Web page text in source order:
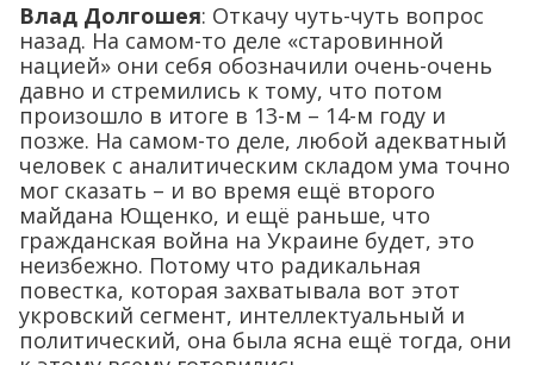
Влад Долгошея: Откачу чуть-чуть вопрос
назад. На самом-то деле «старовинной
нацией» они себя обозначили очень-очень
давно и стремились к тому, что потом
произошло в итоге в 13-м – 14-м году и
позже. На самом-то деле, любой адекватный
человек с аналитическим складом ума точно
мог сказать – и во время ещё второго
майдана Ющенко, и ещё раньше, что
гражданская война на Украине будет, это
неизбежно. Потому что радикальная
повестка, которая захватывала вот этот
укровский сегмент, интеллектуальный и
политический, она была ясна ещё тогда, они